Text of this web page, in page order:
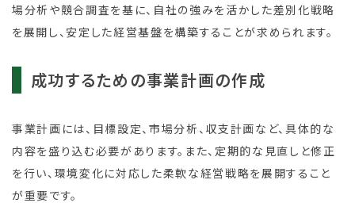
場分析や競合調査を基に、自社の強みを活かした差別化戦略
を展開し、安定した経営基盤を構築することが求められます。
成功するための事業計画の作成
事業計画には、目標設定、市場分析、収支計画など、具体的な
内容を盛り込む必要があります。また、定期的な見直しと修正
を行い、環境変化に対応した柔軟な経営戦略を展開すること
が重要です。